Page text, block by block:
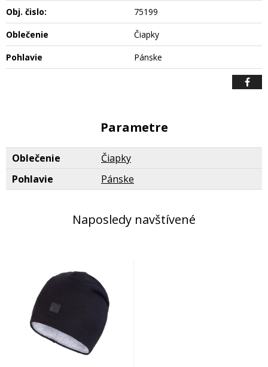
Obj. čislo:
75199
Oblečenie
Čiapky
Pohlavie
Pánske
Parametre
Oblečenie
Čiapky
Pohlavie
Pánske
Naposledy navštívené